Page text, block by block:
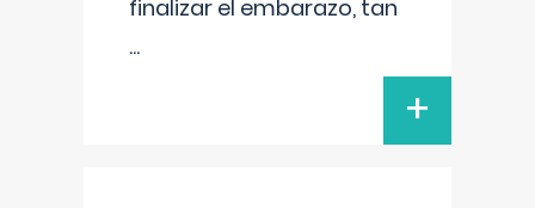
finalizar el embarazo, tan
...
+